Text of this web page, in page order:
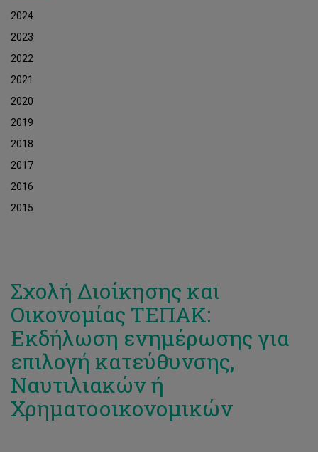
2024
2023
2022
2021
2020
2019
2018
2017
2016
2015
Σχολή Διοίκησης και
Οικονομίας ΤΕΠΑΚ:
Εκδήλωση ενημέρωσης για
επιλογή κατεύθυνσης,
Ναυτιλιακών ή
Χρηματοοικονομικών